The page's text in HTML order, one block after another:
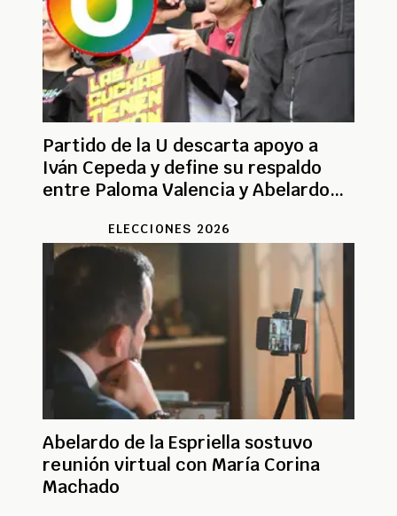
Partido de la U descarta apoyo a
Iván Cepeda y define su respaldo
entre Paloma Valencia y Abelardo
ELECCIONES 2026
Abelardo de la Espriella sostuvo
reunión virtual con María Corina
Machado